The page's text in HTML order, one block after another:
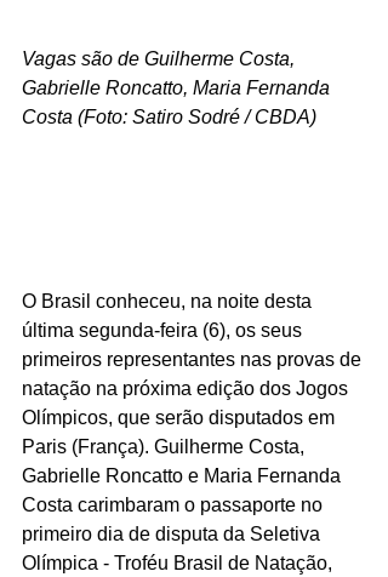
Vagas são de Guilherme Costa,
Gabrielle Roncatto, Maria Fernanda
Costa (Foto: Satiro Sodré / CBDA)
O Brasil conheceu, na noite desta
última segunda-feira (6), os seus
primeiros representantes nas provas de
natação na próxima edição dos Jogos
Olímpicos, que serão disputados em
Paris (França). Guilherme Costa,
Gabrielle Roncatto e Maria Fernanda
Costa carimbaram o passaporte no
primeiro dia de disputa da Seletiva
Olímpica - Troféu Brasil de Natação,